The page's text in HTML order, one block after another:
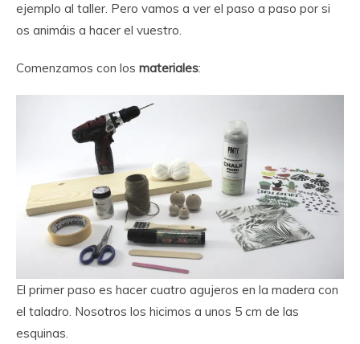
ejemplo al taller. Pero vamos a ver el paso a paso por si
os animáis a hacer el vuestro.
Comenzamos con los materiales:
El primer paso es hacer cuatro agujeros en la madera con
el taladro. Nosotros los hicimos a unos 5 cm de las
esquinas.